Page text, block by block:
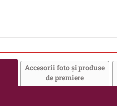
Accesorii foto şi produse
de premiere